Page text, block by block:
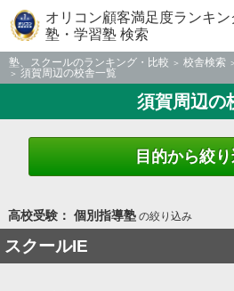
オリコン顧客満足度ランキン
塾・学習塾 検索
塾、スクールのランキング・比較 校舎検索
須賀周辺の校舎一覧
須賀周辺の
目的から絞
高校受験： 個別指導塾の絞り込み
スクールIE